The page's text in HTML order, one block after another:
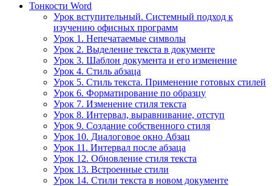
Тонкости Word
Урок вступительный. Системный подход к
изучению офисных программ
Урок 1. Непечатаемые символы
Урок 2. Выделение текста в документе
Урок 3. Шаблон документа и его изменение
Урок 4. Стиль абзаца
Урок 5. Стиль текста. Применение готовых стилей
Урок 6. Форматирование по образцу
Урок 7. Изменение стиля текста
Урок 8. Интервал, выравнивание, отступ
Урок 9. Создание собственного стиля
Урок 10. Диалоговое окно Абзац
Урок 11. Интервал после абзаца
Урок 12. Обновление стиля текста
Урок 13. Встроенные стили
Урок 14. Стили текста в новом документе